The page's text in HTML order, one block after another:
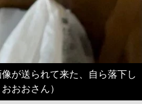
が送られて来た、自ら落下し
おおさん）